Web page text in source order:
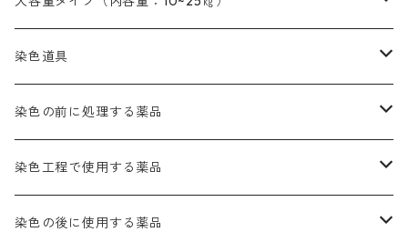
灰色系
黒色系
灰色｜20g入りのみ公開
黒色
レットMG｜黄みの朱色
ネビーブルーMB（定番の色合い）
ブルーMB（定番の色合い）
紫色系
バイオレットMFB
緑色系
ダークグリンMG（定番の色合い）
グリーンMB｜緑色
茶色系
ダークブロンMFB｜こげ茶色
黒色系
茶色｜在庫処分特価
カッチ｜茶系
霧島産・晩秋茶｜黄金色（赤みの黄色）｜準備中
ぶどう糖
ハイドロサルファイトコンク
染色用途のハンカチ・バンダナ
45cm×45cm（ハンカチ）｜端の始末も綿糸｜タグなし
54cm×54cm（バンダナ）｜端の始末も綿糸｜タグなし
ハイドロサルファイトコンク
酸性剤
芒硝｜綿の染色時の吸収促進剤
ソーダ灰｜アルカリ性のPH調整剤
硫酸第一鉄｜鉄媒染剤
染色道具
刷毛
摺込み刷毛（スリコミハケ）ー夏毛（硬いタイプ）
摺込み刷毛（スリコミハケ）ー冬毛（柔らかいタイプ）
ローケツ筆
ローケツ用筆｜1本～販売
洋型紙（9番手｜中薄口、10番手｜中厚口）
染色の前に処理する薬品
精練剤｜汚れ落とし剤｜針状マルセル石鹸
糊落とし剤｜ソルベンCA
染色工程で使用する薬品
染料の吸収促進剤
染色の後に使用する薬品